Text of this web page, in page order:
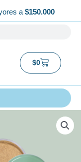
a $150.000
$0Carrito